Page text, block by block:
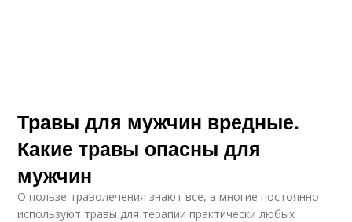
Травы для мужчин вредные.
Какие травы опасны для
мужчин
О пользе траволечения знают все, а многие постоянно
используют травы для терапии практически любых